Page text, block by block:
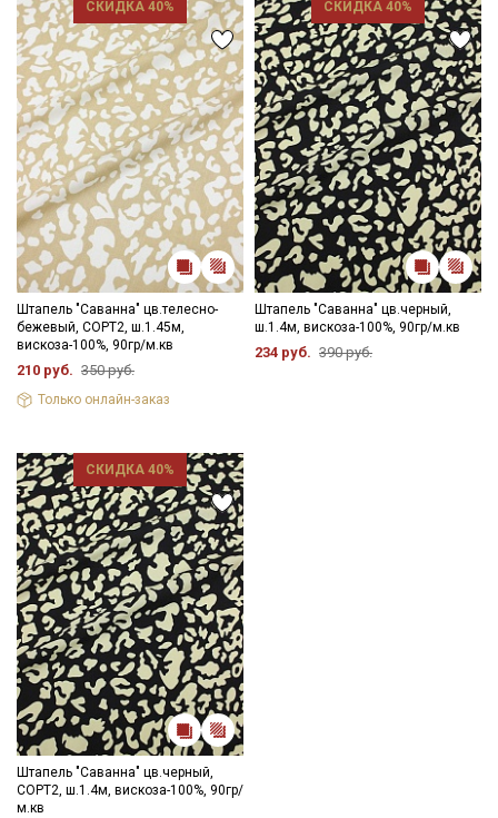
СКИДКА 40%
Штапель "Саванна" цв.телесно-
бежевый, СОРТ2, ш.1.45м,
вискоза-100%, 90гр/м.кв
210 руб. 350 руб.
Только онлайн-заказ
СКИДКА 40%
Штапель "Саванна" цв.черный,
ш.1.4м, вискоза-100%, 90гр/м.кв
234 руб. 390 руб.
СКИДКА 40%
Штапель "Саванна" цв.черный,
СОРТ2, ш.1.4м, вискоза-100%, 90гр/
м.кв